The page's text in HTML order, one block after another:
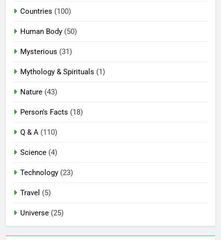
Countries (100)
Human Body (50)
Mysterious (31)
Mythology & Spirituals (1)
Nature (43)
Person's Facts (18)
Q & A (110)
Science (4)
Technology (23)
Travel (5)
Universe (25)